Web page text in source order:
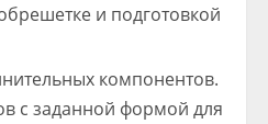
и подготовкой
компонентов.
с заданной формой для